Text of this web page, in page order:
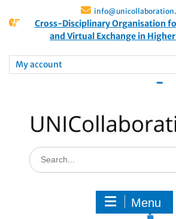
Cross-Disciplinary Organisation
and Virtual Exchange in
My account
Menu